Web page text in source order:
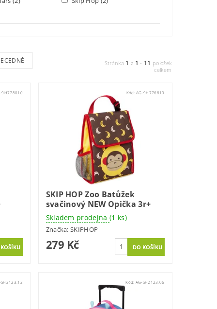
Stránka 1 z 1 - 11 položek
celkem
9H778010 Kód:AG-9H776810
SKIP HOP Zoo Batůžek
svačinový NEW Opička 3r+
Skladem prodejna (1 ks)
Značka:SKIPHOP
279 Kč
SH2123.12 Kód: AG-SH2123.06